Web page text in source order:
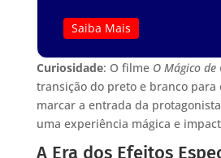
Saiba Mais
Curiosidade: O filme O Mágico de
transição do preto e branco para
marcar a entrada da
uma experiência mágica e
A Era dos Efeitos